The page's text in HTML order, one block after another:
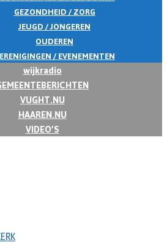
GEZONDHEID / ZORG
JEUGD / JONGEREN
OUDEREN
/ EVENEMENTEN
wijkradio
VUGHT.NU
HAAREN.NU
VIDEO’S